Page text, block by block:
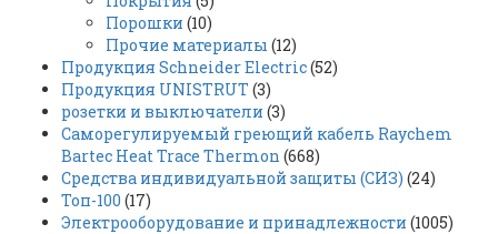
Порошки (10)
Прочие материалы (12)
Продукция Schneider Electric(52)
Продукция UNISTRUT (3)
розетки и выключатели (3)
Саморегулируемый греющий кабель Raychem
Bartec Heat Trace Thermon (668)
Средства индивидуальной защиты (СИЗ) (24)
Топ-100 (17)
Электрооборудование и принадлежности (1005)